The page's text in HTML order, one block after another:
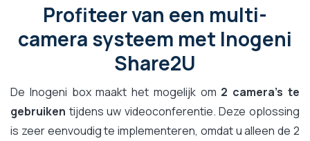
Profiteer van een multi-
camera systeem met Inogeni
Share2U
De Inogeni box maakt het mogelijk om 2 camera's te
gebruiken tijdens uw videoconferentie. Deze oplossing
is zeer eenvoudig te implementeren, omdat u alleen de 2